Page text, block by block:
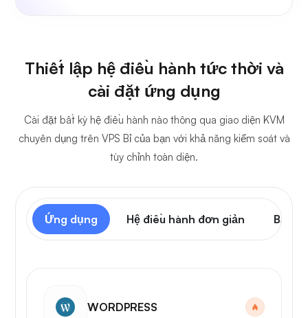
Thiết lập hệ điều hành tức thời và
cài đặt ứng dụng
Cài đặt bất kỳ hệ điều hành nào thông qua giao diện KVM
chuyên dụng trên VPS Bỉ của bạn với khả năng kiểm soát và
tùy chỉnh toàn diện.
Ứng dụng Hệ điều hành đơn giản Bảng
WORDPRESS